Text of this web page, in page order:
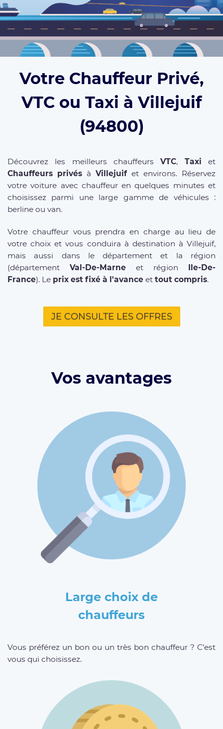
Votre Chauffeur Privé,
VTC ou Taxi à Villejuif
(94800)
Découvrez les meilleurs chauffeursVTC, Taxi et
Chauffeurs privés à Villejuifet environs. Réservez
votre voiture avec chauffeur en quelques minutes et
choisissez parmi une large gamme de véhicules :
berline ou van.
Votre chauffeur vous prendra en charge au lieu de
votre choix et vous conduira à destination à Villejuif,
mais aussi dans le département et la région
(département Val-De-Marne et région
Ile-De-
France). Le prix est fixé à l'avance et tout compris.
JE CONSULTE LES OFFRES
Vos avantages
Large choix de
chauffeurs
Vous préférez un bon ou un très bon chauffeur ? C’est
vous qui choisissez.